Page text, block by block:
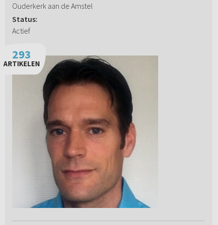
Ouderkerk aan de Amstel
Status:
Actief
293
ARTIKELEN